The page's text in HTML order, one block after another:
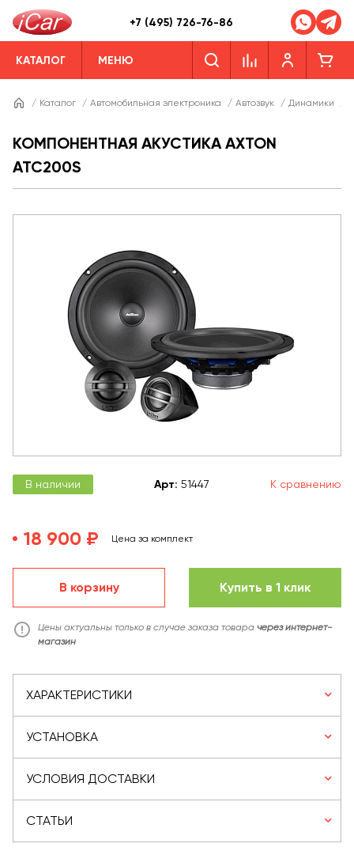
+7 (495) 726-76-86
КАТАЛОГ МЕНЮ
/ Каталог / Автомобильная электроника / Автозвук / Динамики
КОМПОНЕНТНАЯ АКУСТИКА AXTON
ATC200S
В наличии Арт: 51447 К сравнению
18 900 ₽ Цена за комплект
В корзину Купить в 1 клик
Цены актуальны только в случае заказа товара через интернет-
магазин
ХАРАКТЕРИСТИКИ
УСТАНОВКА
УСЛОВИЯ ДОСТАВКИ
СТАТЬИ